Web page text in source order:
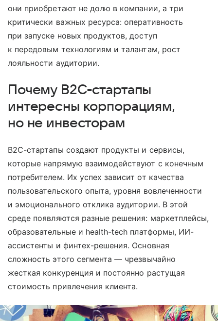
они приобретают не долю в компании, а три
критически важных ресурса: оперативность
при запуске новых продуктов, доступ
к передовым технологиям и талантам, рост
лояльности аудитории.
Почему B2C-стартапы
интересны корпорациям,
но не инвесторам
B2C-стартапы создают продукты и сервисы,
которые напрямую взаимодействуют с конечным
потребителем. Их успех зависит от качества
пользовательского опыта, уровня вовлеченности
и эмоционального отклика аудитории. В этой
среде появляются разные решения: маркетплейсы,
образовательные и health-tech платформы, ИИ-
ассистенты и финтех-решения. Основная
сложность этого сегмента — чрезвычайно
жесткая конкуренция и постоянно растущая
стоимость привлечения клиента.